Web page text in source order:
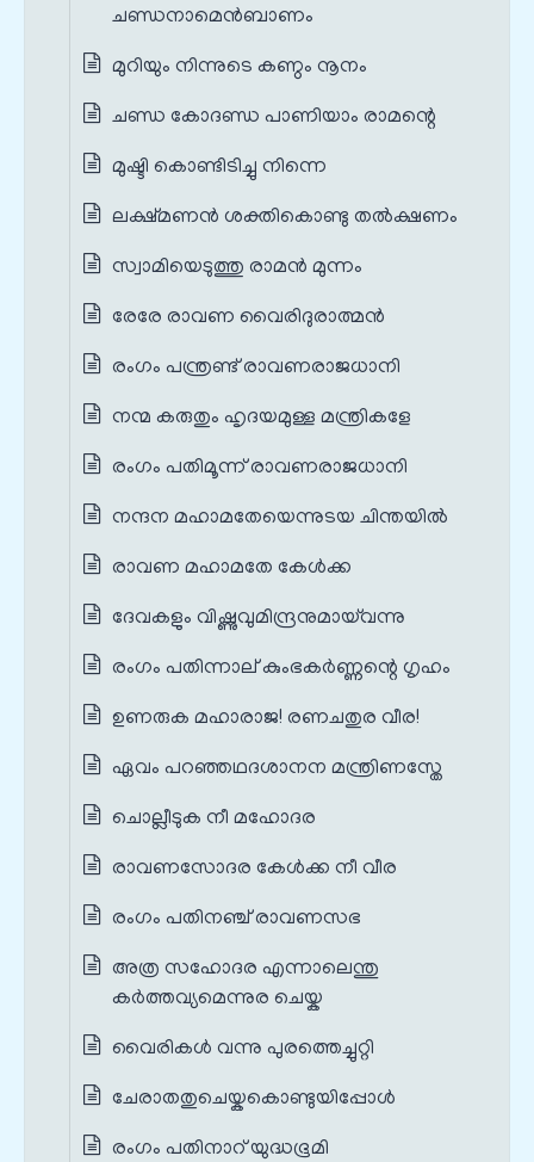
ചണ്ഡനാമെന്‍ബാണം
മുറിയും നിന്നുടെ കണ്ഠം നൂനം
ചണ്ഡ കോദണ്ഡ പാണിയാം രാമന്റെ
മുഷ്ടി കൊണ്ടിടിച്ചു നിന്നെ
ലക്ഷ്മണൻ ശക്തികൊണ്ടു തൽക്ഷണം
സ്വാമിയെടുത്തു രാമൻ മുന്നം
രേരേ രാവണ വൈരിദുരാത്മൻ
രംഗം പന്ത്രണ്ട് രാവണരാജധാനി
നന്മ കരുതും ഹൃദയമുള്ള മന്ത്രികളേ
രംഗം പതിമൂന്ന് രാവണരാജധാനി
നന്ദന മഹാമതേയെന്നുടയ ചിന്തയിൽ
രാവണ മഹാമതേ കേൾക്ക
ദേവകളും വിഷ്ണുവുമിന്ദ്രനുമായ്‌വന്നു
രംഗം പതിന്നാല് കുംഭകർണ്ണന്റെ ഗൃഹം
ഉണരുക മഹാരാജ! രണചതുര വീര!
ഏവം പറഞ്ഞഥദശാനന മന്ത്രിണസ്തേ
ചൊല്ലീടുക നീ മഹോദര
രാവണസോദര കേൾക്ക നീ വീര
രംഗം പതിനഞ്ച് രാവണസഭ
അത്ര സഹോദര എന്നാലെന്തു
കർത്തവ്യമെന്നുര ചെയ്ക
വൈരികൾ വന്നു പുരത്തെച്ചുറ്റി
ചേരാതതുചെയ്കകൊണ്ടുയിപ്പോൾ
രംഗം പതിനാറ് യുദ്ധഭൂമി